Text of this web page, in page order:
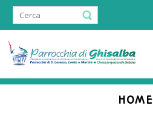
HOME